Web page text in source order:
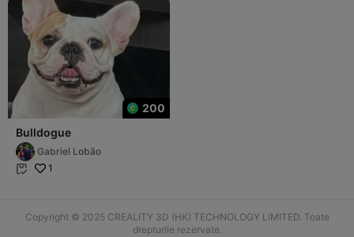
200
Bulldogue
Gabriel Lobão
 1
Copyright © 2025 CREALITY 3D (HK) TECHNOLOGY LIMITED. Toate
drepturile rezervate.